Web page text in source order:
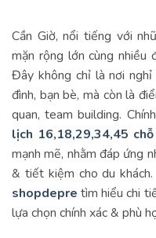
Cần Giờ, nổi tiếng với
mặn rộng lớn cùng nhiều
Đây không chỉ là nơi
đình, bạn bè, mà còn là
quan, team building.
lịch 16,18,29,34,45
mạnh mẽ, nhằm đáp ứng
& tiết kiệm cho du
shopdepre tìm hiểu chi
lựa chọn chính xác & phù